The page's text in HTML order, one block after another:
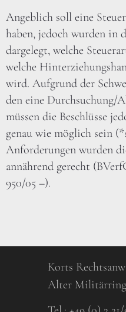
Angeblich soll eine
haben, jedoch wurden in
dargelegt, welche
welche
wird. Aufgrund der
den eine Durchsuchung/
müssen die Beschlüsse
genau wie möglich sein
Anforderungen wurden
annährend gerecht
950/05 –).
Korts
Alter Militärring